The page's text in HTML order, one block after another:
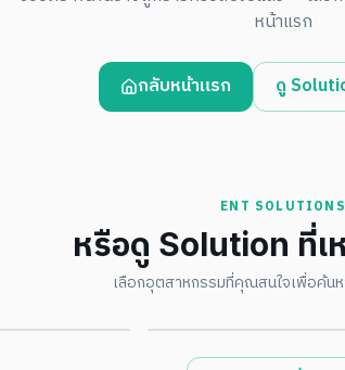
หน้าแรก
กลับหน้าแรก ดู
ENT SOLUTIONS
หรือดู Solution ที่
เลือกอุตสาหกรรมที่คุณสนใจเพื่อค้น
Environmental · ESG